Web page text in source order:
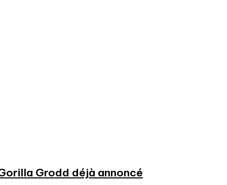
Grodd déjà annoncé